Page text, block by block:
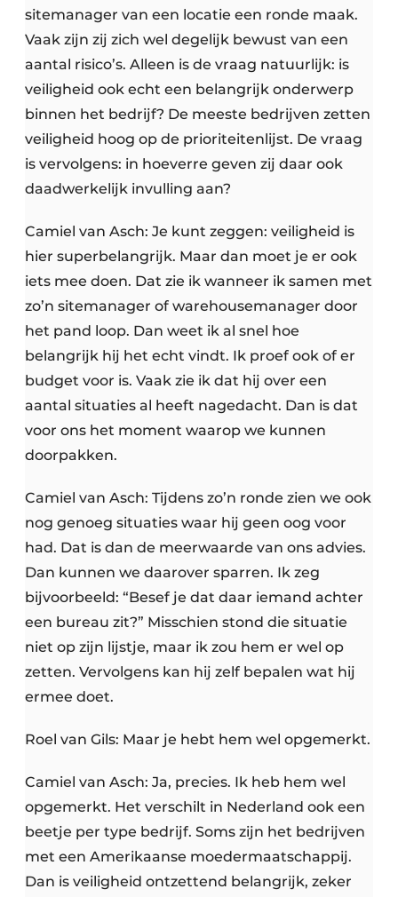
sitemanager van een locatie een ronde maak.
Vaak zijn zij zich wel degelijk bewust van een
aantal risico’s. Alleen is de vraag natuurlijk: is
veiligheid ook echt een belangrijk onderwerp
binnen het bedrijf? De meeste bedrijven zetten
veiligheid hoog op de prioriteitenlijst. De vraag
is vervolgens: in hoeverre geven zij daar ook
daadwerkelijk invulling aan?
Camiel van Asch: Je kunt zeggen: veiligheid is
hier superbelangrijk. Maar dan moet je er ook
iets mee doen. Dat zie ik wanneer ik samen met
zo’n sitemanager of warehousemanager door
het pand loop. Dan weet ik al snel hoe
belangrijk hij het echt vindt. Ik proef ook of er
budget voor is. Vaak zie ik dat hij over een
aantal situaties al heeft nagedacht. Dan is dat
voor ons het moment waarop we kunnen
doorpakken.
Camiel van Asch: Tijdens zo’n ronde zien we ook
nog genoeg situaties waar hij geen oog voor
had. Dat is dan de meerwaarde van ons advies.
Dan kunnen we daarover sparren. Ik zeg
bijvoorbeeld: “Besef je dat daar iemand achter
een bureau zit?” Misschien stond die situatie
niet op zijn lijstje, maar ik zou hem er wel op
zetten. Vervolgens kan hij zelf bepalen wat hij
ermee doet.
Roel van Gils: Maar je hebt hem wel opgemerkt.
Camiel van Asch: Ja, precies. Ik heb hem wel
opgemerkt. Het verschilt in Nederland ook een
beetje per type bedrijf. Soms zijn het bedrijven
met een Amerikaanse moedermaatschappij.
Dan is veiligheid ontzettend belangrijk, zeker